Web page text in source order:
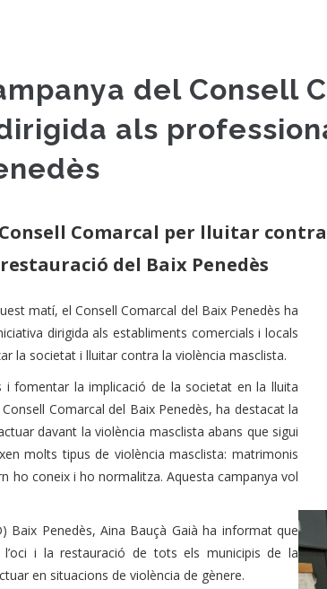
del
als
Consell Comarcal per lluitar
del Baix Penedès
matí, el Consell Comarcal del Baix Penedès ha
dirigida als establiments comercials i locals
la societat i lluitar contra la violència masclista.
i fomentar la implicació de la societat en la lluita
Comarcal del Baix Penedès, ha destacat la
davant la violència masclista abans que sigui
molts tipus de violència masclista: matrimonis
ho coneix i ho normalitza. Aquesta campanya vol
Baix Penedès, Aina Bauçà Gaià ha informat que
i la restauració de tots els municipis de la
en situacions de violència de gènere.